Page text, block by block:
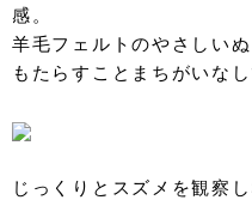
感。
羊毛フェルトのやさしい
もたらすことまちがいな
じっくりとスズメを観察